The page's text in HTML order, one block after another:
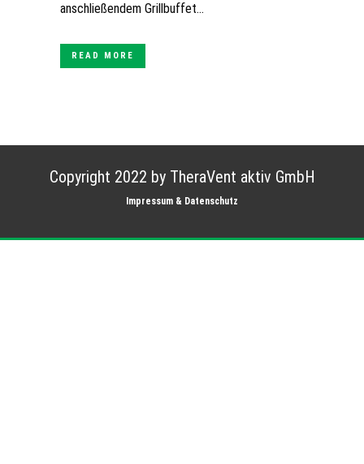
anschließendem Grillbuffet...
READ MORE
Copyright 2022 by TheraVent aktiv GmbH
Impressum & Datenschutz